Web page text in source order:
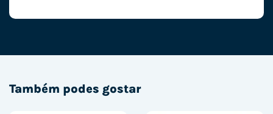
Também podes gostar